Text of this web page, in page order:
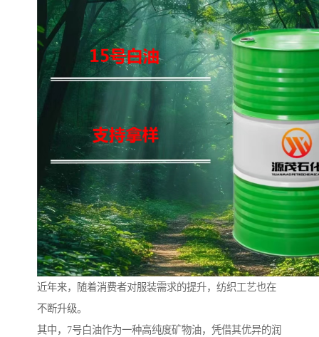
近年来，随着消费者对服装需求的提升，纺织工艺也在
不断升级。
其中，7号白油作为一种高纯度矿物油，凭借其优异的润